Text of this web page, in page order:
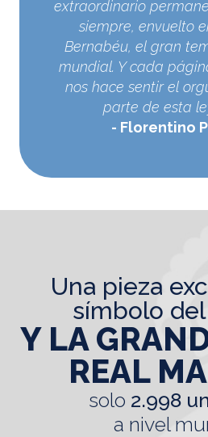
extraordinario
siempre, envuelto
Bernabéu, el gran
mundial. Y cada
nos hace sentir el
parte de esta
Florentino
una pieza excepcional,
símbolo
Y LA
REAL
solo 2.998
a nivel